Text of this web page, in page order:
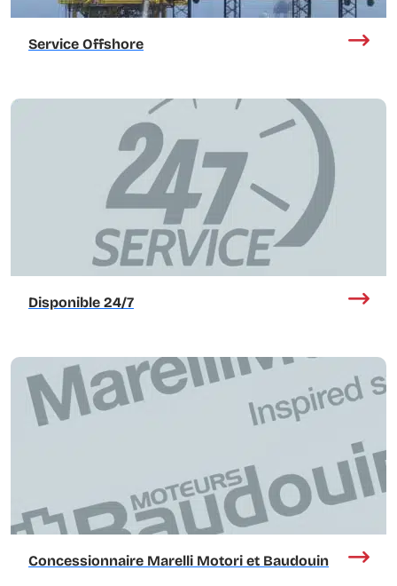
Service Offshore
Disponible 24/7
Concessionnaire Marelli Motori et Baudouin